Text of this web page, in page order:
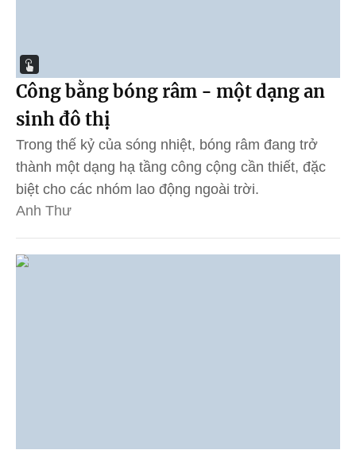
Công bằng bóng râm - một dạng an
sinh đô thị
Trong thế kỷ của sóng nhiệt, bóng râm đang trở
thành một dạng hạ tầng công cộng cần thiết, đặc
biệt cho các nhóm lao động ngoài trời.
Anh Thư